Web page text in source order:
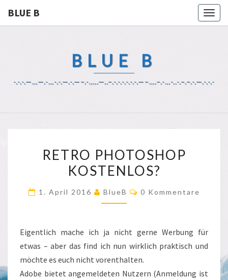
BLUE B
BLUE B
-.-.-.—…—.-…-.-.—.-.—–.-…..—..–.-.-.-.-.-.-.—–….–.-…-..-.–.–.-.—.-.-.-
PHOTOSHOP
KOSTENLOS?
RETRO PHOTOSHOP
KOSTENLOS?
1. April 2016 BlueB Kommentare
0 Kommentare
Eigentlich mache ich ja nicht gerne Werbung für
etwas – aber das find ich nun wirklich praktisch und
möchte es euch nicht vorenthalten.
Adobe bietet angemeldeten Nutzern (Anmeldung ist